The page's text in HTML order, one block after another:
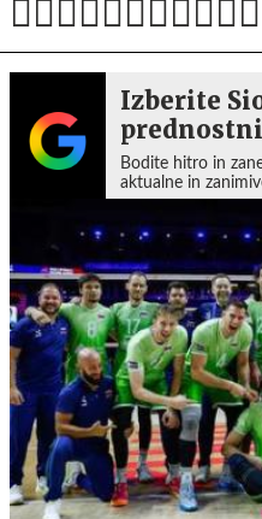
Izberite
Bodite hitro in
aktualne in